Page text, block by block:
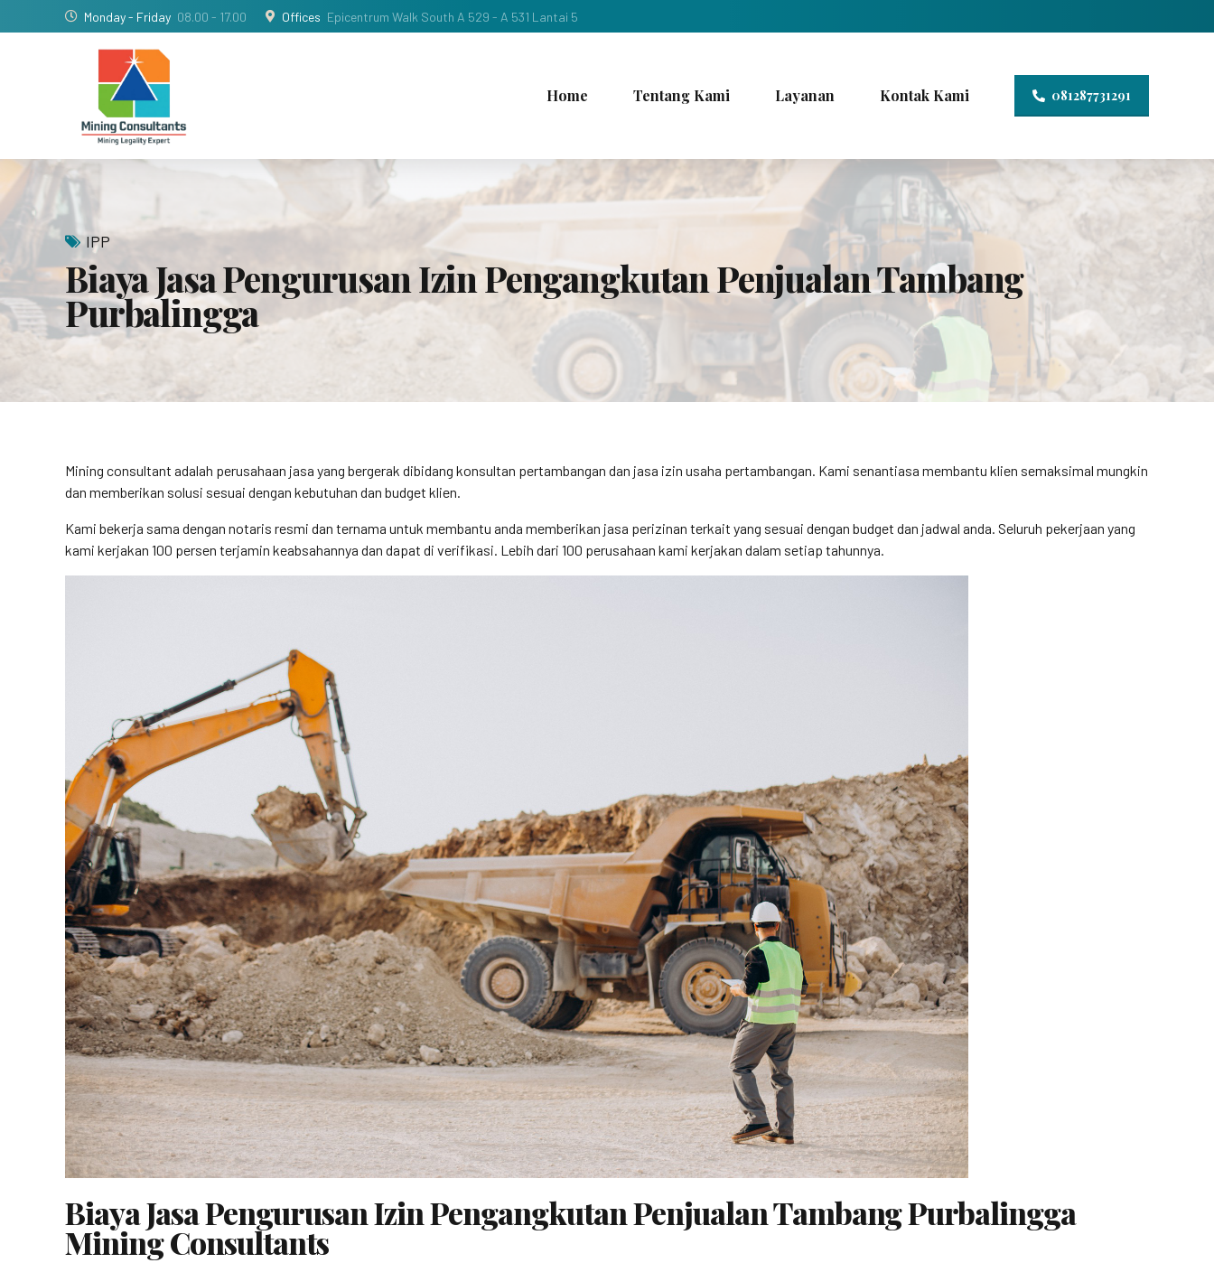
Monday - Friday 08.00 - 17.00 Offices Epicentrum Walk South A 529 - A 531 Lantai 5
081287731291
Home Tentang Kami Layanan Kontak Kami
IPP
Biaya Jasa Pengurusan Izin Pengangkutan Penjualan Tambang
Purbalingga
Mining consultant adalah perusahaan jasa yang bergerak dibidang konsultan pertambangan dan jasa izin usaha pertambangan. Kami senantiasa membantu klien semaksimal mungkin
dan memberikan solusi sesuai dengan kebutuhan dan budget klien.
Kami bekerja sama dengan notaris resmi dan ternama untuk membantu anda memberikan jasa perizinan terkait yang sesuai dengan budget dan jadwal anda. Seluruh pekerjaan yang
kami kerjakan 100 persen terjamin keabsahannya dan dapat di verifikasi. Lebih dari 100 perusahaan kami kerjakan dalam setiap tahunnya.
Biaya Jasa Pengurusan Izin Pengangkutan Penjualan Tambang Purbalingga
Mining Consultants